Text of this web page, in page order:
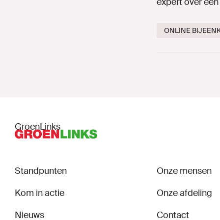
ONLINE
GroenLinks
Standpunten
Kom in actie
Nieuws
Onze mensen
Onze afdeling
Contact
Onze
Onze
MIJN